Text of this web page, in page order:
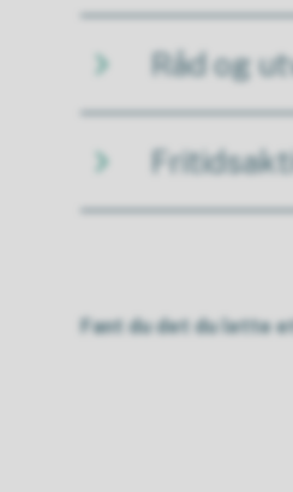
Råd og
Fant du det du lette